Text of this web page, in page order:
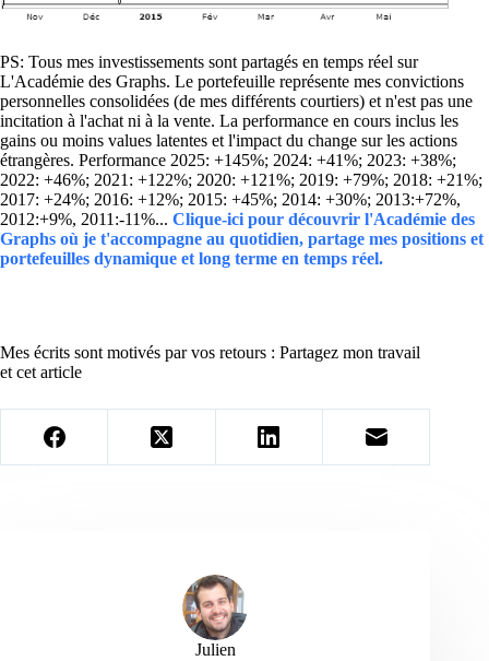
PS: Tous mes investissements sont partagés en temps réel sur
L'Académie des Graphs. Le portefeuille représente mes convictions
personnelles consolidées (de mes différents courtiers) et n'est pas une
incitation à l'achat ni à la vente. La performance en cours inclus les
gains ou moins values latentes et l'impact du change sur les actions
étrangères. Performance 2025: +145%; 2024: +41%; 2023: +38%;
2022: +46%; 2021: +122%; 2020: +121%; 2019: +79%; 2018: +21%;
2017: +24%; 2016: +12%; 2015: +45%; 2014: +30%; 2013:+72%,
2012:+9%, 2011:-11%... Clique-ici pour découvrir l'Académie des
Graphs où je t'accompagne au quotidien, partage mes positions et
portefeuilles dynamique et long terme en temps réel.
Mes écrits sont motivés par vos retours : Partagez mon travail
et cet article
Julien